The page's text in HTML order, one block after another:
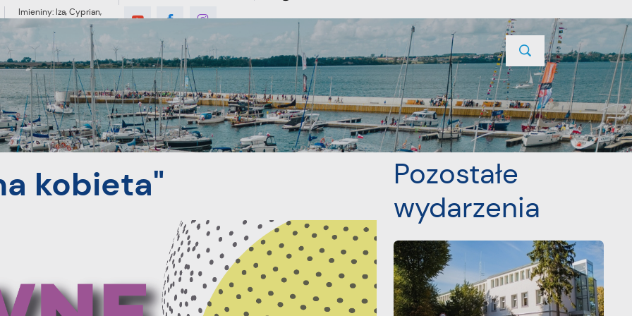
Imieniny: Iza, Cyprian,
Dominik
MIESZKANIEC TURYSTYKA INWESTYCJE PROJEKTY UNIJNE KONTAKT
POPRZEDNI NASTĘPNY
kobieta"
Pozostałe
wydarzenia